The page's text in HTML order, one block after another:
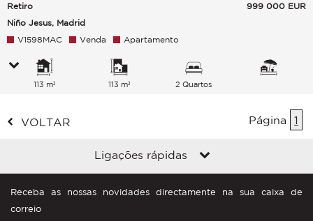
Retiro
Niño Jesus, Madrid
999 000 EUR
V1598MAC Venda Apartamento
113 m² 113 m² 2 Quartos
VOLTAR Página 1
Ligações rápidas
Receba as nossas novidades directamente na sua caixa de
correio